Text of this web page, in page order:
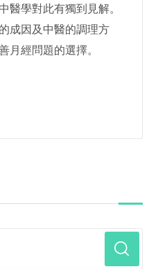
醫學對此有獨到見解。
成因及中醫的調理方
月經問題的選擇。